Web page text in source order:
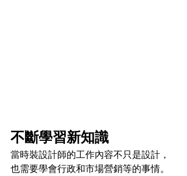
不斷學習新知識
當時裝設計師的工作內容不只是設計，
也需要學會行政和市場營銷等的事情。